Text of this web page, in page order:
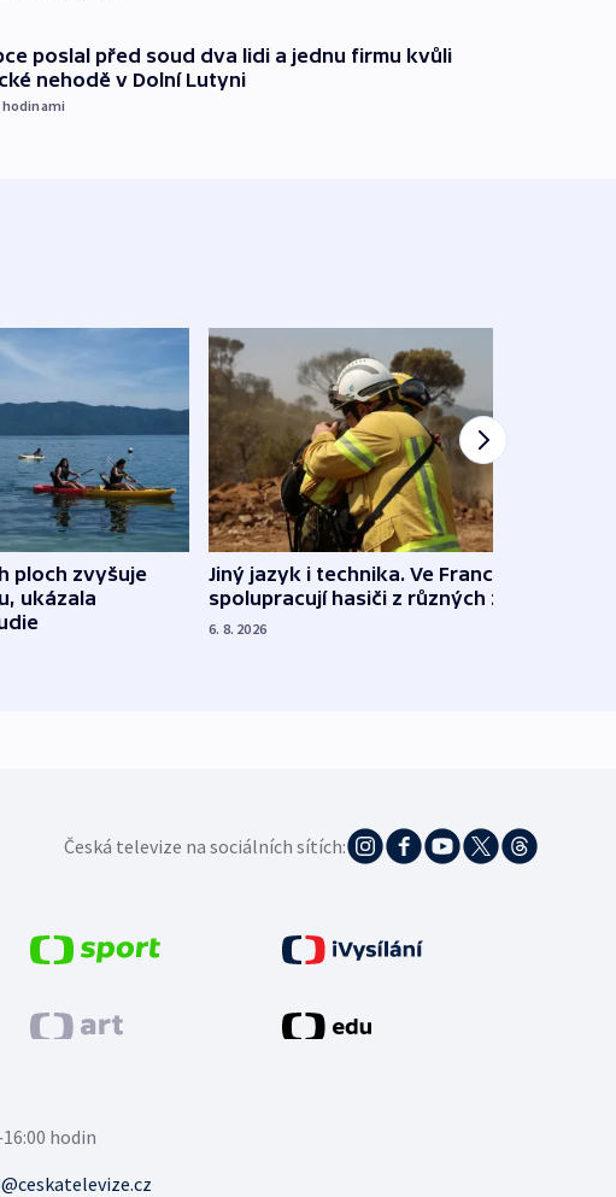
poslal před soud dva lidi a jednu firmu kvůli
nehodě v Dolní Lutyni
hodinami
ploch zvyšuje
ukázala
Jiný jazyk i technika. Ve Francii
spolupracují hasiči z různých zemí
6. 8. 2026
Česká televize na sociálních sítích:
hodin